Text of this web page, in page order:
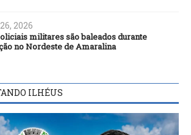
2026
militares são baleados durante
no Nordeste de Amaralina
ILHÉUS